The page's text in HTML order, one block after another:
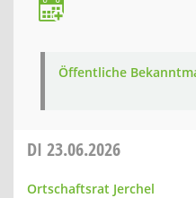
Öffentliche
DI 23.06.2026
Ortschaftsrat Jerchel